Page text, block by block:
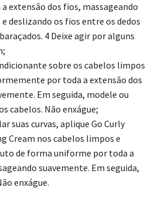
extensão dos fios, massageando
deslizando os fios entre os dedos
4 Deixe agir por alguns
sobre os cabelos limpos
por toda a extensão dos
Em seguida, modele ou
cabelos. Não enxágue;
suas curvas, aplique Go Curly
Cream nos cabelos limpos e
de forma uniforme por toda a
suavemente. Em seguida,
enxágue.